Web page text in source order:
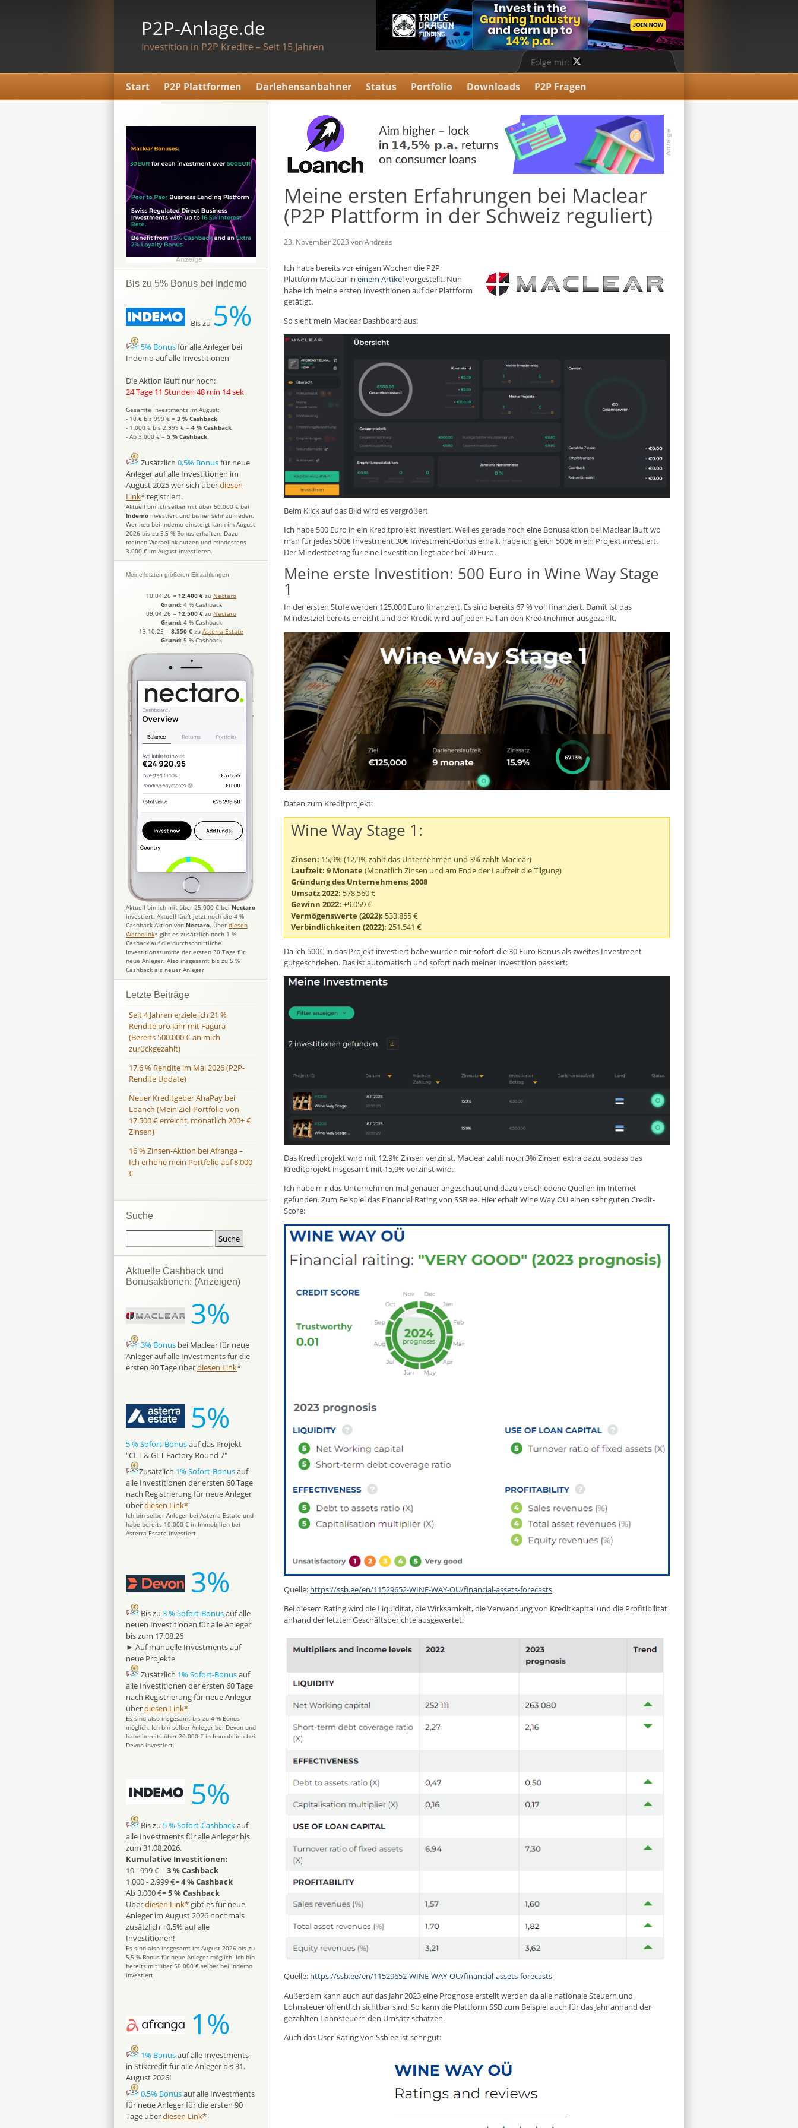
P2P-Anlage.de
Investition in P2P Kredite – Seit 15 Jahren
Folge mir:
Start P2P Plattformen Darlehensanbahner Status Portfolio Downloads P2P Fragen
Meine ersten Erfahrungen bei Maclear
(P2P Plattform in der Schweiz reguliert)
23. November 2023 von Andreas
Ich habe bereits vor einigen Wochen die P2P
Plattform Maclear in einem Artikelvorgestellt. Nun
habe ich meine ersten Investitionen auf der Plattform
getätigt.
So sieht mein Maclear Dashboard aus:
Beim Klick auf das Bild wird es vergrößert
Ich habe 500 Euro in ein Kreditprojekt investiert. Weil es gerade noch eine Bonusaktion bei Maclear läuft wo
man für jedes 500€ Investment 30€ Investment-Bonus erhält, habe ich gleich 500€ in ein Projekt investiert.
Der Mindestbetrag für eine Investition liegt aber bei 50 Euro.
Meine erste Investition: 500 Euro in Wine Way Stage
1
In der ersten Stufe werden 125.000 Euro finanziert. Es sind bereits 67 % voll finanziert. Damit ist das
Mindestziel bereits erreicht und der Kredit wird auf jeden Fall an den Kreditnehmer ausgezahlt.
Daten zum Kreditprojekt:
Wine Way Stage 1:
Zinsen: 15,9% (12,9% zahlt das Unternehmen und 3% zahlt Maclear)
Laufzeit: 9 Monate (Monatlich Zinsen und am Ende der Laufzeit die Tilgung)
Gründung des Unternehmens: 2008
Umsatz 2022: 578.560 €
Gewinn 2022: +9.059 €
Vermögenswerte (2022): 533.855 €
Verbindlichkeiten (2022): 251.541 €
Da ich 500€ in das Projekt investiert habe wurden mir sofort die 30 Euro Bonus als zweites Investment
gutgeschrieben. Das ist automatisch und sofort nach meiner Investition passiert:
Das Kreditprojekt wird mit 12,9% Zinsen verzinst. Maclear zahlt noch 3% Zinsen extra dazu, sodass das
Kreditprojekt insgesamt mit 15,9% verzinst wird.
Ich habe mir das Unternehmen mal genauer angeschaut und dazu verschiedene Quellen im Internet
gefunden. Zum Beispiel das Financial Rating von SSB.ee. Hier erhält Wine Way OÜ einen sehr guten Credit-
Score:
Quelle: https://ssb.ee/en/11529652-WINE-WAY-OU/financial-assets-forecasts
Bei diesem Rating wird die Liquidität, die Wirksamkeit, die Verwendung von Kreditkapital und die Profitibilität
anhand der letzten Geschäftsberichte ausgewertet:
Quelle: https://ssb.ee/en/11529652-WINE-WAY-OU/financial-assets-forecasts
Außerdem kann auch auf das Jahr 2023 eine Prognose erstellt werden da alle nationale Steuern und
Lohnsteuer öffentlich sichtbar sind. So kann die Plattform SSB zum Beispiel auch für das Jahr anhand der
gezahlten Lohnsteuern den Umsatz schätzen.
Auch das User-Rating von Ssb.ee ist sehr gut:
Bis zu 5% Bonus bei Indemo
Bis zu 5%
5% Bonusfür alle Anleger bei
Indemo auf alle Investitionen
Die Aktion läuft nur noch:
24 Tage 11 Stunden 48 min 13 sek
Gesamte Investments im August:
- 10 € bis 999 € = 3 % Cashback
- 1.000 € bis 2.999 € = 4 % Cashback
- Ab 3.000 € = 5 % Cashback
Zusätzlich 0,5% Bonusfür neue
Anleger auf alle Investitionen im
August 2025 wer sich überdiesen
Link* registriert.
Aktuell bin ich selber mit über 50.000 € bei
Indemo investiert und bisher sehr zufrieden.
Wer neu bei Indemo einsteigt kann im August
2026 bis zu 5,5 % Bonus erhalten. Dazu
meinen Werbelink nutzen und mindestens
3.000 € im August investieren.
Meine letzten größeren Einzahlungen
10.04.26 = 12.400 € zu Nectaro
Grund: 4 % Cashback
09.04.26 = 12.500 € zu Nectaro
Grund: 4 % Cashback
13.10.25 = 8.550 € zu Asterra Estate
Grund: 5 % Cashback
Aktuell bin ich mit über 25.000 € bei Nectaro
investiert. Aktuell läuft jetzt noch die 4 %
Cashback-Aktion von Nectaro. Über diesen
Werbelink* gibt es zusätzlich noch 1 %
Casback auf die durchschnittliche
Investitionssumme der ersten 30 Tage für
neue Anleger. Also insgesamt bis zu 5 %
Cashback als neuer Anleger
Letzte Beiträge
Seit 4 Jahren erziele ich 21 %
Rendite pro Jahr mit Fagura
(Bereits 500.000 € an mich
zurückgezahlt)
17,6 % Rendite im Mai 2026 (P2P-
Rendite Update)
Neuer Kreditgeber AhaPay bei
Loanch (Mein Ziel-Portfolio von
17.500 € erreicht, monatlich 200+ €
Zinsen)
16 % Zinsen-Aktion bei Afranga –
Ich erhöhe mein Portfolio auf 8.000
€
Suche
Aktuelle Cashback und
Bonusaktionen: (Anzeigen)
3%
3% Bonus bei Maclear für neue
Anleger auf alle Investments für die
ersten 90 Tage überdiesen Link*
5%
5 % Sofort-Bonusauf das Projekt
"CLT & GLT Factory Round 7"
Zusätzlich 1% Sofort-Bonusauf
alle Investitionen der ersten 60 Tage
nach Registrierung für neue Anleger
überdiesen Link*
Ich bin selber Anleger bei Asterra Estate und
habe bereits 10.000 € in Immobilien bei
Asterra Estate investiert.
3%
Bis zu 3 % Sofort-Bonusauf alle
neuen Investitionen für alle Anleger
bis zum 17.08.26
► Auf manuelle Investments auf
neue Projekte
Zusätzlich 1% Sofort-Bonusauf
alle Investitionen der ersten 60 Tage
nach Registrierung für neue Anleger
überdiesen Link*
Es sind also insgesamt bis zu 4 % Bonus
möglich. Ich bin selber Anleger bei Devon und
habe bereits über 20.000 € in Immobilien bei
Devon investiert.
5%
Bis zu 5 % Sofort-Cashbackauf
alle Investments für alle Anleger bis
zum 31.08.2026.
Kumulative Investitionen:
10 - 999 € =3 % Cashback
1.000 - 2.999 €=4 % Cashback
Ab 3.000 €=5 % Cashback
Überdiesen Link* gibt es für neue
Anleger im August 2026 nochmals
zusätzlich +0,5% auf alle
Investitionen!
Es sind also insgesamt im August 2026 bis zu
5,5 % Bonus für neue Anleger möglich! Ich bin
bereits mit über 50.000 € selber bei Indemo
investiert.
1%
1% Bonusauf alle Investments
in Stikcredit für alle Anleger bis 31.
August 2026!
0,5% Bonusauf alle Investments
für neue Anleger für die ersten 90
Tage überdiesen Link*